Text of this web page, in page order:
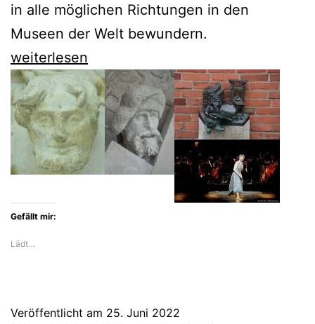
in alle möglichen Richtungen in den
Museen der Welt bewundern.
„Verrufene
Malerei“
von
Walter
Mehring
als
Neuauflage
weiterlesen
Gefällt mir:
Lädt…
Veröffentlicht am 25. Juni 2022